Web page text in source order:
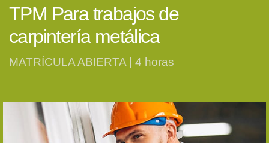
TPM Para trabajos de
carpintería metálica
MATRÍCULA ABIERTA | 4 horas